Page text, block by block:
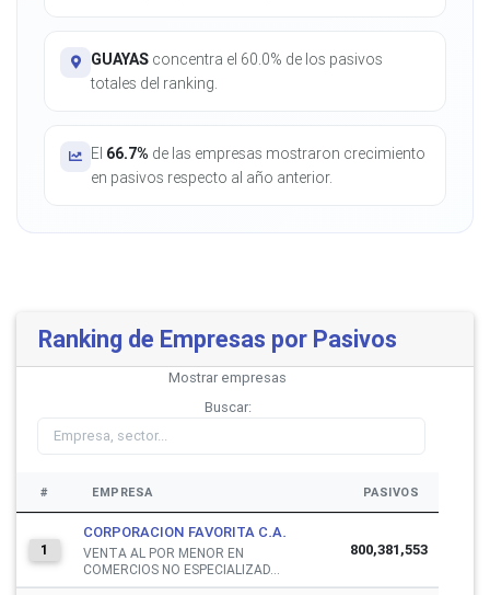
GUAYAS concentra el 60.0% de los pasivos
totales del ranking.
El 66.7% de las empresas mostraron crecimiento
en pasivos respecto al año anterior.
Ranking de Empresas por Pasivos
Mostrar empresas
Buscar:
# EMPRESA PASIVOS
1
CORPORACION FAVORITA C.A.
VENTA AL POR MENOR EN
COMERCIOS NO ESPECIALIZAD...
800,381,553